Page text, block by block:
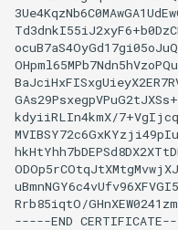
kdyiiRLIn4kmX/
Rrb85iqtO/
-----END